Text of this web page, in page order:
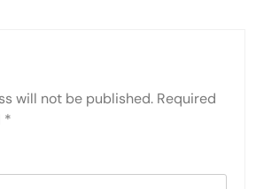
will not be published. Required
*